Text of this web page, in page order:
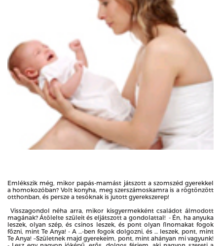
Emlékszik még, mikor papás-mamást játszott a szomszéd gyerekkel
a homokozóban? Volt konyha, meg szerszámoskamra is a rögtönzött
otthonban, és persze a tesóknak is jutott gyerekszerep!
Visszagondol néha arra, mikor kisgyermekként családot álmodott
magának? Átölelte szüleit és eljátszott a gondolattal! - Én, ha anyuka
leszek, olyan szép, és csinos leszek, és pont olyan finomakat fogok
főzni, mint Te Anya! - A …-ben fogok dolgozni, és … leszek, pont, mint
Te Anya! –Születnek majd gyerekeim, pont, mint ahányan mi vagyunk!